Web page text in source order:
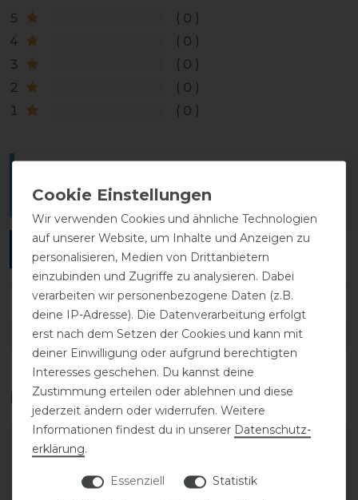
5
0
4
0
3
0
2
0
1
0
verfassen.
DETAILS ZUR PRODUKTSICHERHEIT
Das perfekte Zubehör für dich
-20%
Wir verwenden Cookies und ähnliche Technologien
auf unserer Website, um Inhalte und Anzeigen zu
personalisieren, Medien von Drittanbietern
einzubinden und Zugriffe zu analysieren. Dabei
verarbeiten wir personenbezogene Daten (z.B.
deine IP-Adresse). Die Datenverarbeitung erfolgt
erst nach dem Setzen der Cookies und kann mit
deiner Einwilligung oder aufgrund berechtigten
Interesses geschehen. Du kannst deine
Zustimmung erteilen oder ablehnen und diese
jederzeit ändern oder widerrufen. Weitere
Informationen findest du in unserer Daten­schutz­
erklärung.
Essenziell
Statistik